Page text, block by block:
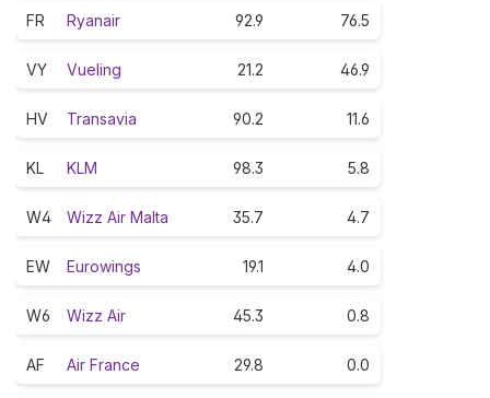
FR Ryanair 92.9 76.5
VY Vueling 21.2 46.9
HV Transavia 90.2 11.6
KL KLM 98.3 5.8
W4 Wizz Air Malta 35.7 4.7
EW Eurowings 19.1 4.0
W6 Wizz Air 45.3 0.8
AF Air France 29.8 0.0